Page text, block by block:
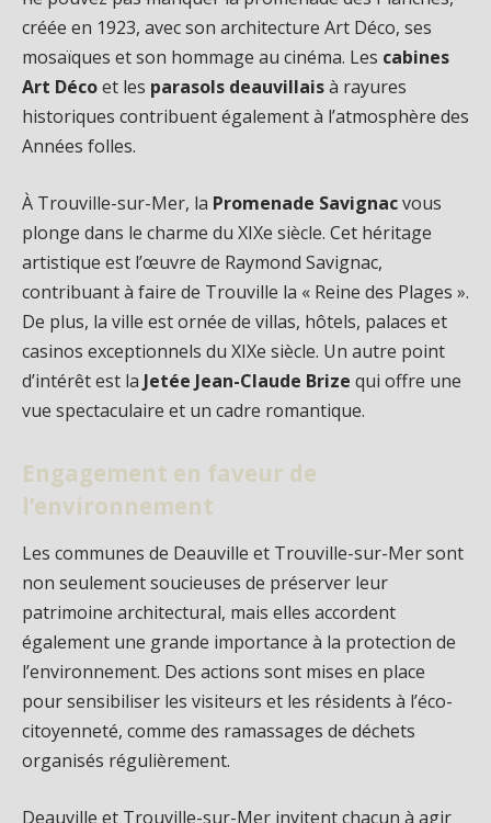
créée en 1923, avec son architecture Art Déco, ses
mosaïques et son hommage au cinéma. Les cabines
Art Décoet les parasols deauvillaisà rayures
historiques contribuent également à l’atmosphère des
Années folles.
À Trouville-sur-Mer, la Promenade Savignacvous
plonge dans le charme du XIXe siècle. Cet héritage
artistique est l’œuvre de Raymond Savignac,
contribuant à faire de Trouville la « Reine des Plages ».
De plus, la ville est ornée de villas, hôtels, palaces et
casinos exceptionnels du XIXe siècle. Un autre point
d’intérêt est la Jetée Jean-Claude Brize qui offre une
vue spectaculaire et un cadre romantique.
Engagement en faveur de
l’environnement
Les communes de Deauville et Trouville-sur-Mer sont
non seulement soucieuses de préserver leur
patrimoine architectural, mais elles accordent
également une grande importance à la protection de
l’environnement. Des actions sont mises en place
pour sensibiliser les visiteurs et les résidents à l’éco-
citoyenneté, comme des ramassages de déchets
organisés régulièrement.
Deauville et Trouville-sur-Mer invitent chacun à agir